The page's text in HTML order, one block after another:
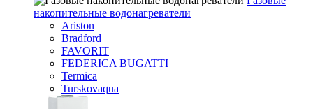
накопительные водонагреватели
Ariston
Bradford
FAVORIT
FEDERICA BUGATTI
Termica
Turskovaqua